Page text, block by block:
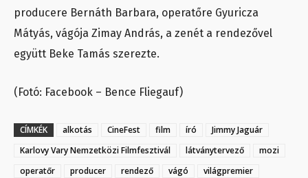
producere Bernáth Barbara, operatőre Gyuricza
Mátyás, vágója Zimay András, a zenét a rendezővel
együtt Beke Tamás szerezte.
(Fotó: Facebook – Bence Fliegauf)
CÍMKÉK alkotás CineFest film író
Jimmy Jaguár
Karlovy Vary Nemzetközi Filmfesztivál
látványtervező
mozi
operatőr
producer rendező vágó
világpremier